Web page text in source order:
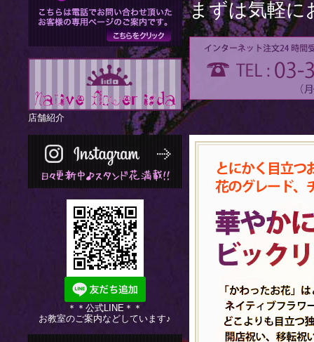
まずは気軽に
店舗紹介
＊＊公式LINE＊＊
お教室のご案内などしています♪